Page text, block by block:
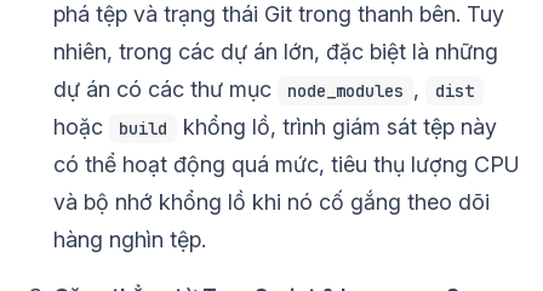
phá tệp và trạng thái Git trong thanh bên. Tuy
nhiên, trong các dự án lớn, đặc biệt là những
dự án có các thư mục
node_modules , dist
hoặc build
khổng lồ, trình giám sát tệp này
có thể hoạt động quá mức, tiêu thụ lượng CPU
và bộ nhớ khổng lồ khi nó cố gắng theo dõi
hàng nghìn tệp.